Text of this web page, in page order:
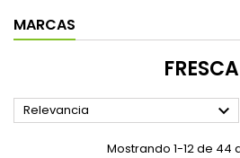
MARCAS
FRESCA
Relevancia 
Mostrando 1-12 de 44